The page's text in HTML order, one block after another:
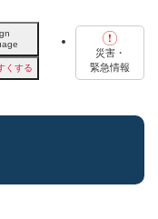
くする
災害・
緊急情報